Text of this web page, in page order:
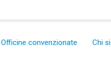
principale
Officine convenzionate Chi